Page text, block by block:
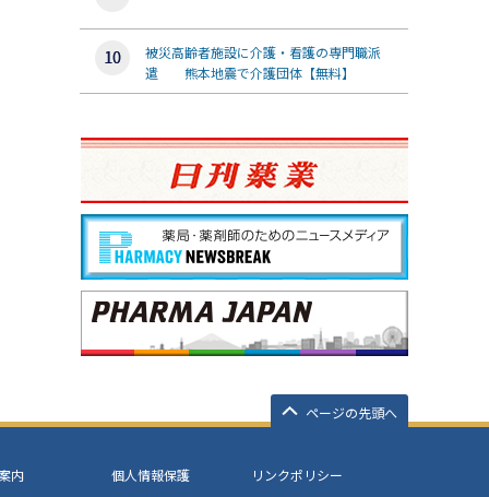
被災高齢者施設に介護・看護の専門職派
遣 熊本地震で介護団体【無料】
ページの先頭へ
内 個人情報保護
リンクポリシー